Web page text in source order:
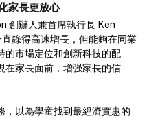
家長更放心
創辦人兼首席執行長 Ken
錄得高速增長，但能夠在同業
的市場定位和創新科技的配
在家長面前，增强家長的信
，以為學童找到最經濟實惠的